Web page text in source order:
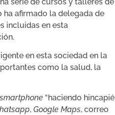
ha afirmado la delegada de
incluidas en esta
en esta sociedad en la
como la salud, la
smartphone “haciendo hincapié
, Google Maps, correo